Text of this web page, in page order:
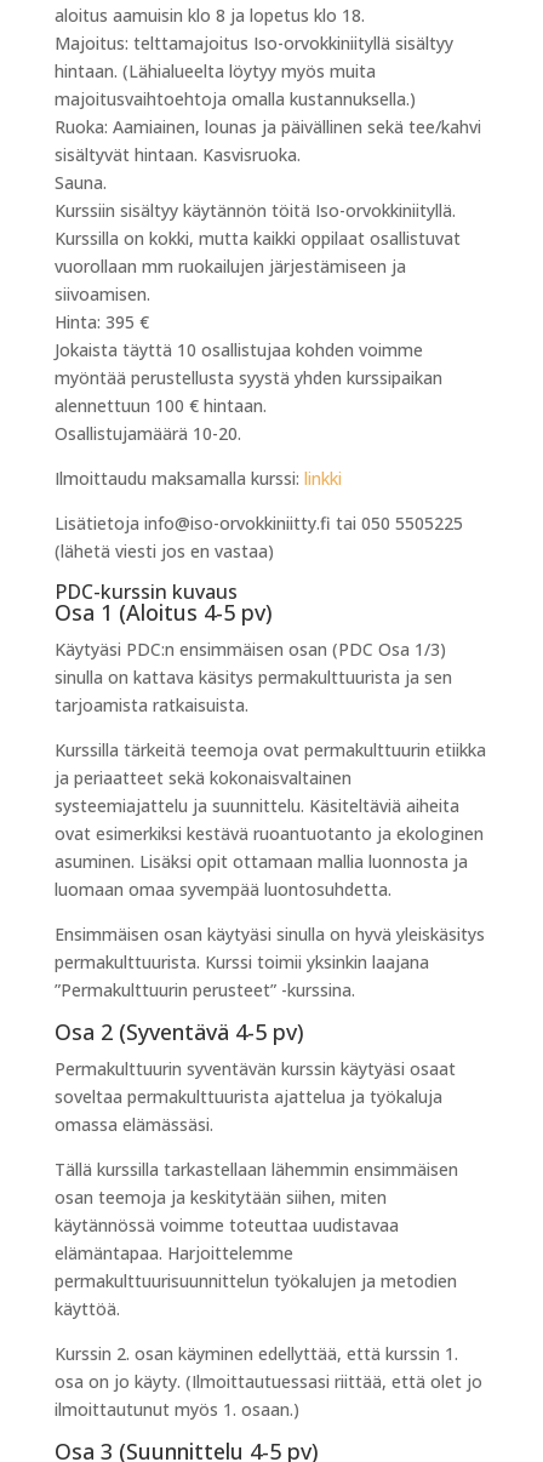
aloitus aamuisin klo 8 ja lopetus klo 18.
Majoitus: telttamajoitus Iso-orvokkiniityllä sisältyy
hintaan. (Lähialueelta löytyy myös muita
majoitusvaihtoehtoja omalla kustannuksella.)
Ruoka: Aamiainen, lounas ja päivällinen sekä tee/kahvi
sisältyvät hintaan. Kasvisruoka.
Sauna.
Kurssiin sisältyy käytännön töitä Iso-orvokkiniityllä.
Kurssilla on kokki, mutta kaikki oppilaat osallistuvat
vuorollaan mm ruokailujen järjestämiseen ja
siivoamisen.
Hinta: 395 €
Jokaista täyttä 10 osallistujaa kohden voimme
myöntää perustellusta syystä yhden kurssipaikan
alennettuun 100 € hintaan.
Osallistujamäärä 10-20.
Ilmoittaudu maksamalla kurssi: linkki
Lisätietoja info@iso-orvokkiniitty.fi tai 050 5505225
(lähetä viesti jos en vastaa)
PDC-kurssin kuvaus
Osa 1 (Aloitus 4-5 pv)
Käytyäsi PDC:n ensimmäisen osan (PDC Osa 1/3)
sinulla on kattava käsitys permakulttuurista ja sen
tarjoamista ratkaisuista.
Kurssilla tärkeitä teemoja ovat permakulttuurin etiikka
ja periaatteet sekä kokonaisvaltainen
systeemiajattelu ja suunnittelu. Käsiteltäviä aiheita
ovat esimerkiksi kestävä ruoantuotanto ja ekologinen
asuminen. Lisäksi opit ottamaan mallia luonnosta ja
luomaan omaa syvempää luontosuhdetta.
Ensimmäisen osan käytyäsi sinulla on hyvä yleiskäsitys
permakulttuurista. Kurssi toimii yksinkin laajana
”Permakulttuurin perusteet” -kurssina.
Osa 2 (Syventävä 4-5 pv)
Permakulttuurin syventävän kurssin käytyäsi osaat
soveltaa permakulttuurista ajattelua ja työkaluja
omassa elämässäsi.
Tällä kurssilla tarkastellaan lähemmin ensimmäisen
osan teemoja ja keskitytään siihen, miten
käytännössä voimme toteuttaa uudistavaa
elämäntapaa. Harjoittelemme
permakulttuurisuunnittelun työkalujen ja metodien
käyttöä.
Kurssin 2. osan käyminen edellyttää, että kurssin 1.
osa on jo käyty. (Ilmoittautuessasi riittää, että olet jo
ilmoittautunut myös 1. osaan.)
Osa 3 (Suunnittelu 4-5 pv)